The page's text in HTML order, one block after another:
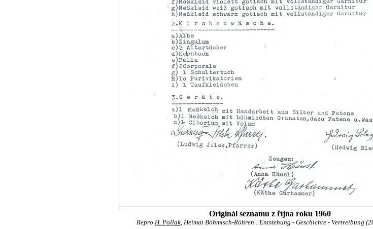
Originál seznamu z října roku 1960
Repro H. Pollak, Heimat Böhmisch-Röhren : Entstehung - Geschichte - Vertreibung